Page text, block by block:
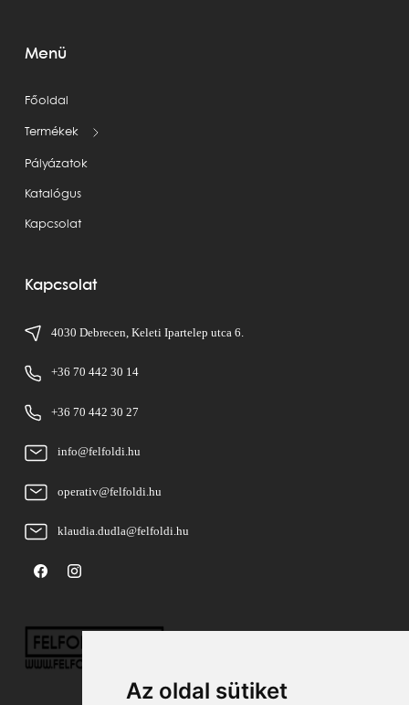
Az oldal sütiket
Menü
Főoldal
Termékek
Pályázatok
Katalógus
Kapcsolat
Kapcsolat
4030 Debrecen, Keleti Ipartelep utca 6.
+36 70 442 30 14
+36 70 442 30 27
info@felfoldi.hu
operativ@felfoldi.hu
klaudia.dudla@felfoldi.hu